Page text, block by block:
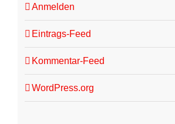
Anmelden
Eintrags-Feed
Kommentar-Feed
WordPress.org